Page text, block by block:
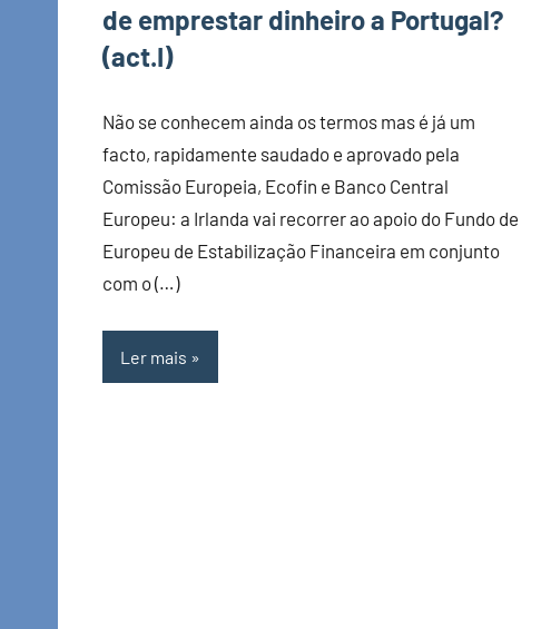
de emprestar dinheiro a Portugal?
(act.I)
Não se conhecem ainda os termos mas é já um
facto, rapidamente saudado e aprovado pela
Comissão Europeia, Ecofin e Banco Central
Europeu: a Irlanda vai recorrer ao apoio do Fundo de
Europeu de Estabilização Financeira em conjunto
com o (…)
Ler mais